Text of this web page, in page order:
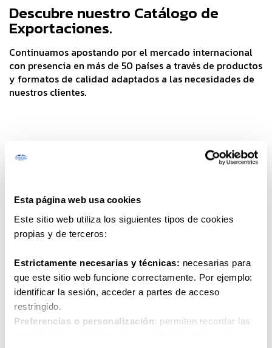
Esta página web usa cookies
Este sitio web utiliza los siguientes tipos de cookies
propias y de terceros:
Estrictamente necesarias y técnicas: necesarias para
que este sitio web funcione correctamente. Por ejemplo:
identificar la sesión, acceder a partes de acceso
restringido.
Preferencias o personalización: permiten recordar las
Descubre nuestro Catálogo de
Exportaciones.
Continuamos apostando por el mercado internacional
con presencia en más de 50 países a través de productos
y formatos de calidad adaptados a las necesidades de
nuestros clientes.
Nombre y apellidos
Empresa y país *
Marca*